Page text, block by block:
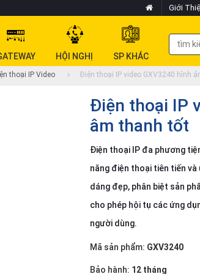
Giới
HỘI NGHỊ SP KHÁC
thoại IP Video Điện thoại IP video GXV3240 hình
Điện thoại IP
âm thanh tốt
Điện thoại IP đa phương
năng điện thoại tiên tiến
dáng đẹp, phân biệt sản
cho phép hội tụ các ứng
người dùng.
Mã sản phẩm: GXV3240
Bảo hành: 12 tháng